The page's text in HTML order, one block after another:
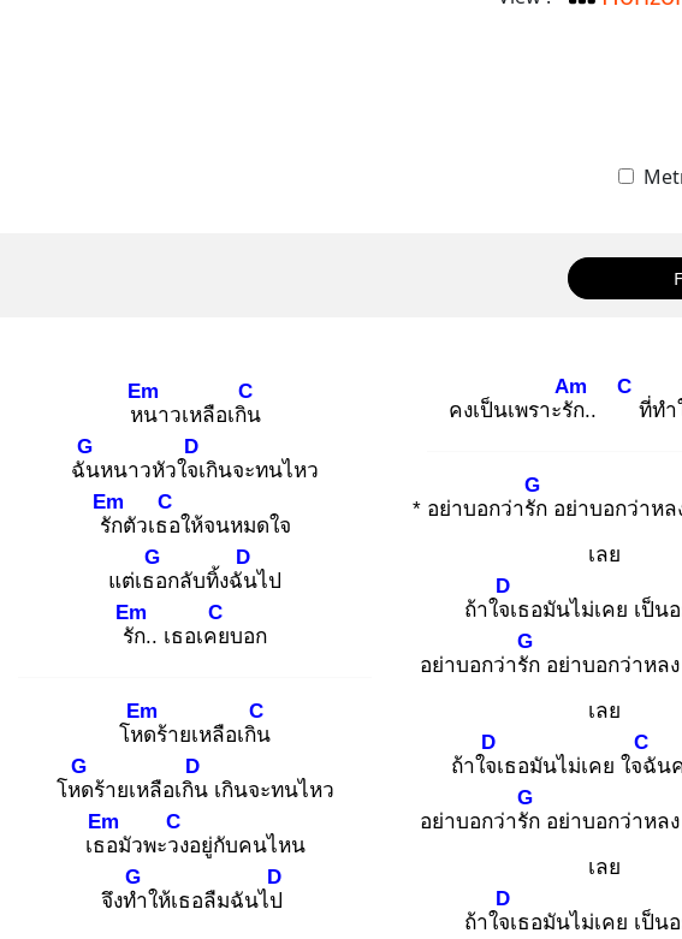
หน
Em
าวเหลือเกิน
C
ฉัน
G
หนาวหัวใจเ
D
กินจะทนไหว
รัก
Em
ตัวเธอ
C
ให้จนหมดใจ
แต่เธอ
G
กลับทิ้งฉัน
D
ไป
รัก
Em
.. เธอเคย
C
บอก
โหด
Em
ร้ายเหลือเกิน
C
โหด
G
ร้ายเหลือเกิน
D
เกินจะทนไหว
เธอ
Em
มัวพะวง
C
อยู่กับคนไหน
จึงทำ
G
ให้เธอลืมฉันไป
D
คงเป็นเพราะรัก
Am
..
C
ที่ทำ
* อย่าบอกว่ารัก
G
อย่าบอกว่าห
เลย
ถ้าใจเ
D
ธอมันไม่เคย เป็น
อย่าบอกว่ารัก
G
อย่าบอกว่าหล
เลย
ถ้าใจเ
D
ธอมันไม่เคย ใจฉั
C
น
อย่าบอกว่ารัก
G
อย่าบอกว่าหล
เลย
ถ้าใจเ
D
ธอมันไม่เคย เป็น